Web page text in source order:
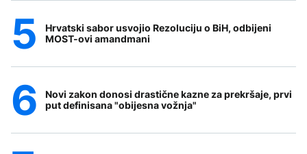
Hrvatski sabor usvojio Rezoluciju o BiH, odbijeni
MOST-ovi amandmani
Novi zakon donosi drastične kazne za prekršaje, prvi
put definisana "obijesna vožnja"